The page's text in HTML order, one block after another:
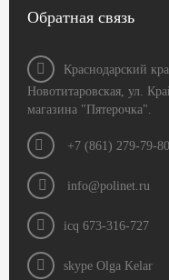
Обратная связь
Краснодарский
Новотитаровская, ул.
магазина "Пятерочка".
+7 (861) 279-79-80
info@polinet.ru
icq 673-316-727
skype Olga Kelar